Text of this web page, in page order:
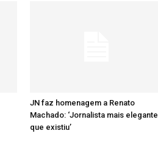
JN faz homenagem a Renato
Machado: ‘Jornalista mais elegante
que existiu’